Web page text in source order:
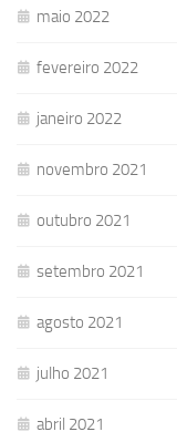
maio 2022
fevereiro 2022
janeiro 2022
novembro 2021
outubro 2021
setembro 2021
agosto 2021
julho 2021
abril 2021